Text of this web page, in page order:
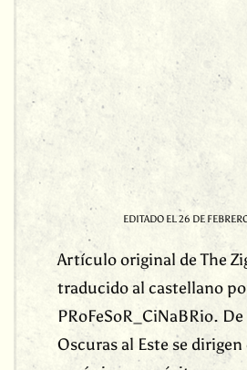
EDITADO EL26 DE
Artículo original de The
traducido al castellano
PRoFeSoR_CiNaBRio.
Oscuras al Este se